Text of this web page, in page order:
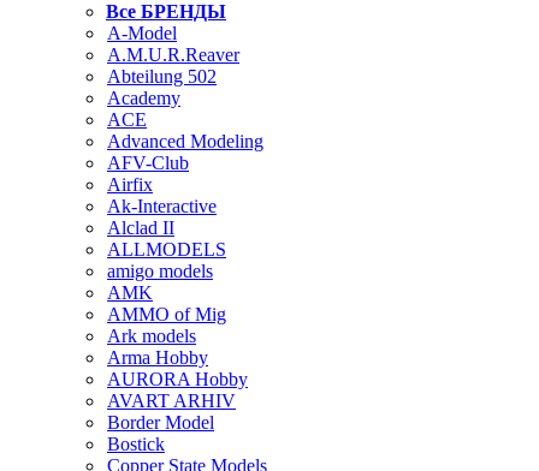
Все БРЕНДЫ
A-Model
A.M.U.R.Reaver
Abteilung 502
Academy
ACE
Advanced Modeling
AFV-Club
Airfix
Ak-Interactive
Alclad II
ALLMODELS
amigo models
AMK
AMMO of Mig
Ark models
Arma Hobby
AURORA Hobby
AVART ARHIV
Border Model
Bostick
Copper State Models